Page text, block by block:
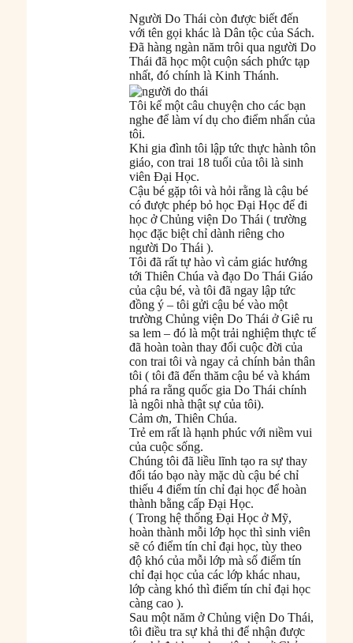
Người Do Thái còn được biết đến
với tên gọi khác là Dân tộc của Sách.
Đã hàng ngàn năm trôi qua người Do
Thái đã học một cuộn sách phức tạp
nhất, đó chính là Kinh Thánh.
Tôi kể một câu chuyện cho các bạn
nghe để làm ví dụ cho điểm nhấn của
tôi.
Khi gia đình tôi lập tức thực hành tôn
giáo, con trai 18 tuổi của tôi là sinh
viên Đại Học.
Cậu bé gặp tôi và hỏi rằng là cậu bé
có được phép bỏ học Đại Học để đi
học ở Chủng viện Do Thái ( trường
học đặc biệt chỉ dành riêng cho
người Do Thái ).
Tôi đã rất tự hào vì cảm giác hướng
tới Thiên Chúa và đạo Do Thái Giáo
của cậu bé, và tôi đã ngay lập tức
đồng ý – tôi gửi cậu bé vào một
trường Chủng viện Do Thái ở Giê ru
sa lem – đó là một trải nghiệm thực tế
đã hoàn toàn thay đổi cuộc đời của
con trai tôi và ngay cả chính bản thân
tôi ( tôi đã đến thăm cậu bé và khám
phá ra rằng quốc gia Do Thái chính
là ngôi nhà thật sự của tôi).
Cảm ơn, Thiên Chúa.
Trẻ em rất là hạnh phúc với niềm vui
của cuộc sống.
Chúng tôi đã liều lĩnh tạo ra sự thay
đổi táo bạo này mặc dù cậu bé chỉ
thiếu 4 điểm tín chỉ đại học để hoàn
thành bằng cấp Đại Học.
( Trong hệ thống Đại Học ở Mỹ,
hoàn thành mỗi lớp học thì sinh viên
sẽ có điểm tín chỉ đại học, tùy theo
độ khó của mỗi lớp mà số điểm tín
chỉ đại học của các lớp khác nhau,
lớp càng khó thì điểm tín chỉ đại học
càng cao ).
Sau một năm ở Chủng viện Do Thái,
tôi điều tra sự khả thi để nhận được